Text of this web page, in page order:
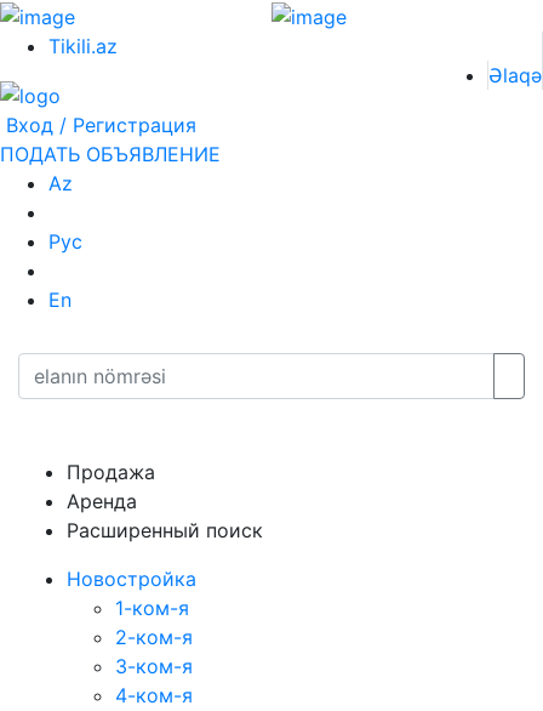
Tikili.az
Əlaqə
Вход / Регистрация
ПОДАТЬ ОБЪЯВЛЕНИЕ
Az
Рус
En
Продажа
Аренда
Расширенный поиск
Новостройка
1-ком-я
2-ком-я
3-ком-я
4-ком-я